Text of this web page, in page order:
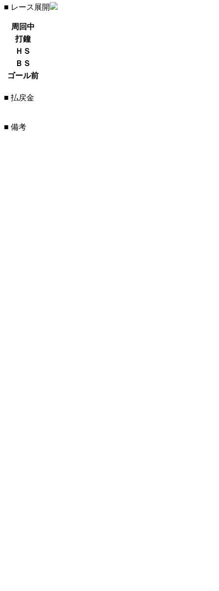
■ レース展開
周回中
打鐘
ＨＳ
ＢＳ
ゴール前
■ 払戻金
■ 備考